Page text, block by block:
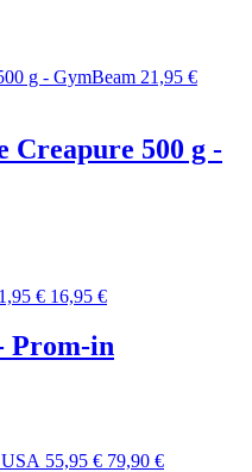
21,95 €
Creapure 500 g -
€ 16,95 €
Prom-in
55,95 € 79,90 €